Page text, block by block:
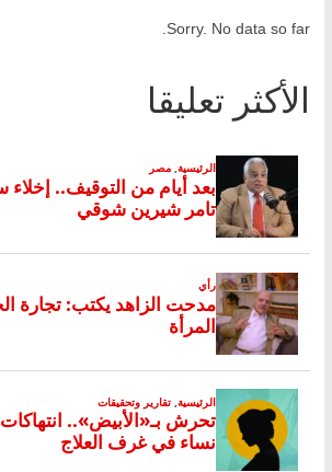
Sorry. No data so far.
الأكثر تعليقا